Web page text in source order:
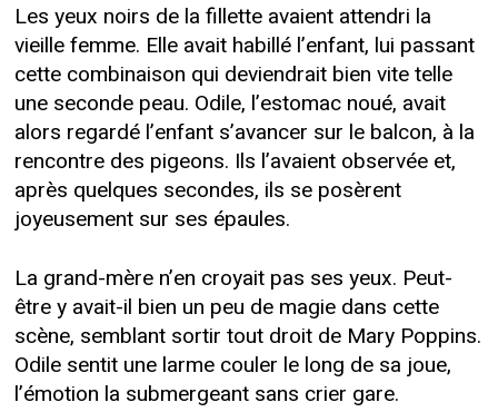
Les yeux noirs de la fillette avaient attendri la
vieille femme. Elle avait habillé l’enfant, lui passant
cette combinaison qui deviendrait bien vite telle
une seconde peau. Odile, l’estomac noué, avait
alors regardé l’enfant s’avancer sur le balcon, à la
rencontre des pigeons. Ils l’avaient observée et,
après quelques secondes, ils se posèrent
joyeusement sur ses épaules.
La grand-mère n’en croyait pas ses yeux. Peut-
être y avait-il bien un peu de magie dans cette
scène, semblant sortir tout droit de Mary Poppins.
Odile sentit une larme couler le long de sa joue,
l’émotion la submergeant sans crier gare.